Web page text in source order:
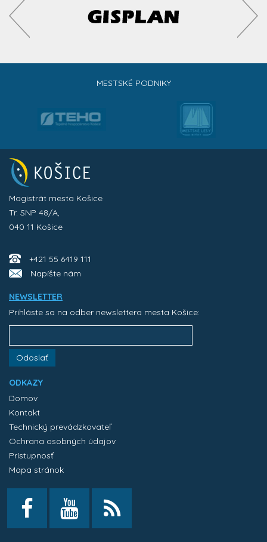
MESTSKÉ PODNIKY
Magistrát mesta Košice
Tr. SNP 48/A,
040 11 Košice
+421 55 6419 111
Napíšte nám
NEWSLETTER
Prihláste sa na odber newslettera mesta Košice:
Odoslať
ODKAZY
Domov
Kontakt
Technický prevádzkovateľ
Ochrana osobných údajov
Prístupnosť
Mapa stránok